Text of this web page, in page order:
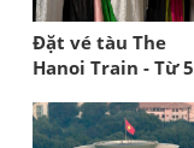
Đặt vé tàu The
Hanoi Train - Từ 5
Quan Họ